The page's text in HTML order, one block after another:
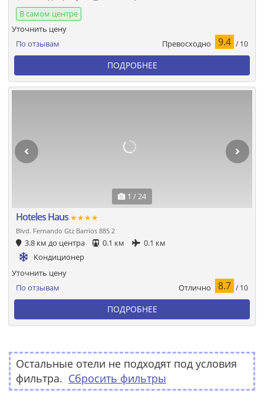
В самом центре
По отзывам Превосходно 9.4 / 10
Уточнить цену
ПОДРОБНЕЕ
1 / 24
Hoteles Haus ★★★★
Blvd. Fernando Gtz Barrios 885 2
3.8 км до центра 0.1 км
0.1 км
Кондиционер
По отзывам Отлично 8.7 / 10
Уточнить цену
ПОДРОБНЕЕ
Остальные отели не подходят под условия
фильтра. Сбросить фильтры